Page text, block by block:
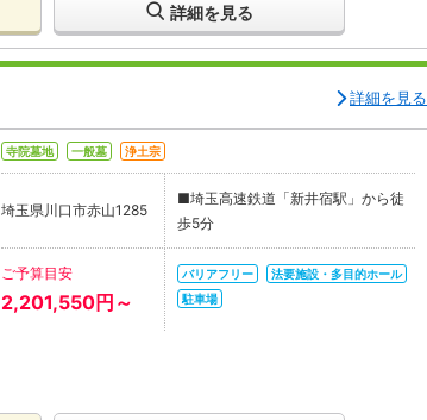
詳細を見る
詳細を見る
寺院墓地 一般墓 浄土宗
埼玉県川口市赤山1285
■埼玉高速鉄道「新井宿駅」から徒
歩5分
ご予算目安
2,201,550円～
バリアフリー
法要施設・多目的ホール
駐車場